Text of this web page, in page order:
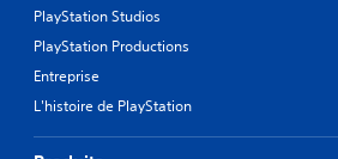
PlayStation Studios
PlayStation Productions
Entreprise
L'histoire de PlayStation